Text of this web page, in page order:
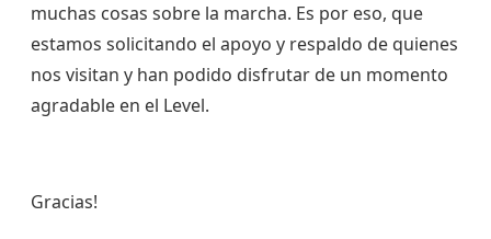
muchas cosas sobre la marcha. Es por eso, que
estamos solicitando el apoyo y respaldo de quienes
nos visitan y han podido disfrutar de un momento
agradable en el Level.
Gracias!